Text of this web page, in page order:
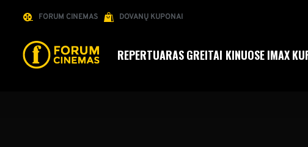
FORUM CINEMAS DOVANŲ KUPONAI
REPERTUARASGREITAI KINUOSEIMAX